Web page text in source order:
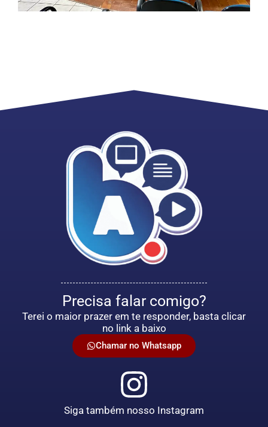
Precisa falar comigo?
Terei o maior prazer em te responder, basta clicar
no link a baixo
Chamar no Whatsapp
Siga também nosso Instagram